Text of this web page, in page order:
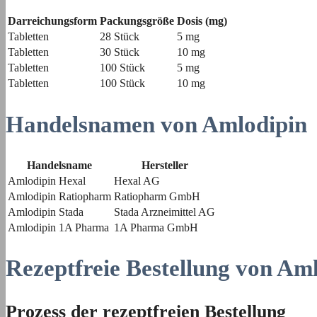
Darreichungsform Packungsgröße Dosis (mg)
Tabletten
28 Stück
5 mg
Tabletten
30 Stück
10 mg
Tabletten
100 Stück
5 mg
Tabletten
100 Stück 10 mg
Handelsnamen von Amlodipin
Handelsname
Hersteller
Amlodipin Hexal
Hexal AG
Amlodipin Ratiopharm Ratiopharm GmbH
Amlodipin Stada
Stada Arzneimittel AG
Amlodipin 1A Pharma 1A Pharma GmbH
Rezeptfreie Bestellung von
Prozess der rezeptfreien Bestellung